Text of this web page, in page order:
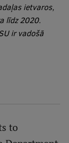
ietvaros,
līdz 2020.
ir vadošā
to